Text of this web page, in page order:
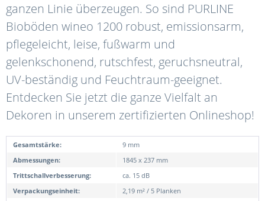
ganzen Linie überzeugen. So sind PURLINE
Bioböden wineo 1200 robust, emissionsarm,
pflegeleicht, leise, fußwarm und
gelenkschonend, rutschfest, geruchsneutral,
UV-beständig und Feuchtraum-geeignet.
Entdecken Sie jetzt die ganze Vielfalt an
Dekoren in unserem zertifizierten Onlineshop!
Gesamtstärke:
9 mm
Abmessungen:
1845 x 237 mm
Trittschallverbesserung:
ca. 15 dB
Verpackungseinheit:
2,19 m² / 5 Planken